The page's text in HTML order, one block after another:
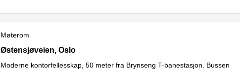
Møterom
Østensjøveien 43, Oslo
Østensjøveien, Oslo
Moderne kontorfellesskap, 50 meter fra Brynseng T-banestasjon. Bussen